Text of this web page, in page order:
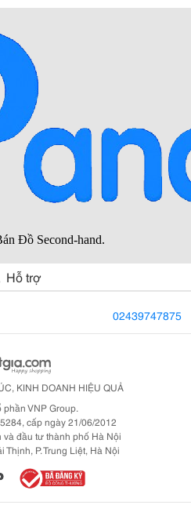
Hỗ trợ
02439747875
KINH DOANH HIỆU QUẢ
phần VNP Group.
cấp ngày 21/06/2012
và đầu tư thành phố Hà Nội
Thịnh, P. Trung Liệt, Hà Nội